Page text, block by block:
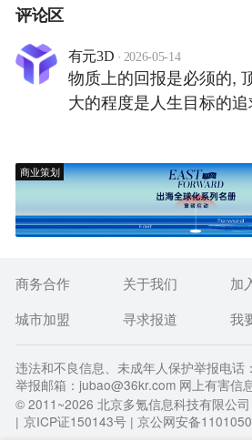
评论区
有元3D · 2026-05-14
物质上的回报是必须的,
大的程度是人生目标的
商业策划
商务合作 关于我们 加
城市加盟
寻求报道 我
违法和不良信息、未成年人保护举报电话
举报邮箱：jubao@36kr.com 网上有害信
© 2011~2026 北京多氪信息科技有限公
| 京ICP证150143号 | 京公网安备